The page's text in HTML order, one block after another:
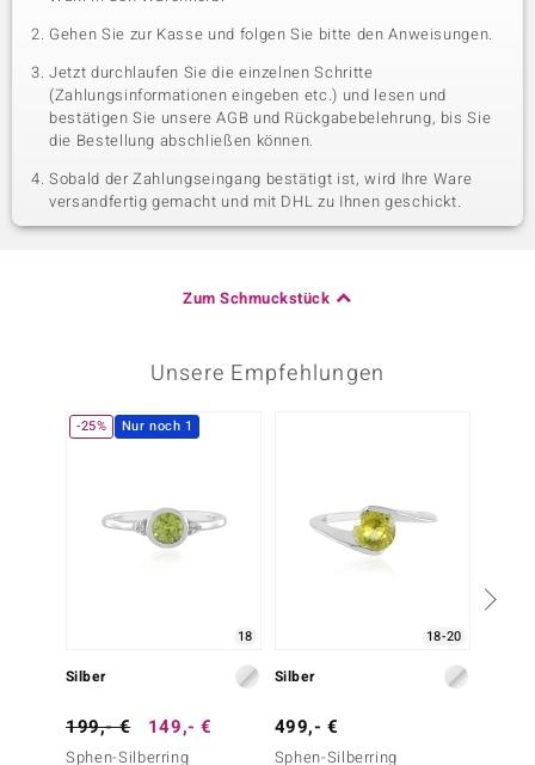
Gehen Sie zur Kasse und folgen Sie bitte den Anweisungen.
Jetzt durchlaufen Sie die einzelnen Schritte
(Zahlungsinformationen eingeben etc.) und lesen und
bestätigen Sie unsere AGB und Rückgabebelehrung, bis Sie
die Bestellung abschließen können.
Sobald der Zahlungseingang bestätigt ist, wird Ihre Ware
versandfertig gemacht und mit DHL zu Ihnen geschickt.
Zum Schmuckstück
Unsere Empfehlungen
-25% Nur noch 1
18
Silber
199,- € 149,- €
Sphen-Silberring
18-20
Silber
499,- €
Sphen-Silberring